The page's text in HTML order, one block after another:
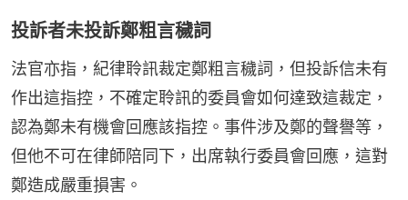
投訴者未投訴鄭粗言穢詞
法官亦指，紀律聆訊裁定鄭粗言穢詞，但投訴信未有
作出這指控，不確定聆訊的委員會如何達致這裁定，
認為鄭未有機會回應該指控。事件涉及鄭的聲譽等，
但他不可在律師陪同下，出席執行委員會回應，這對
鄭造成嚴重損害。